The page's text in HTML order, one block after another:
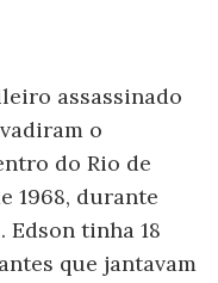
assassinado
o
do Rio de
1968, durante
tinha 18
que jantavam